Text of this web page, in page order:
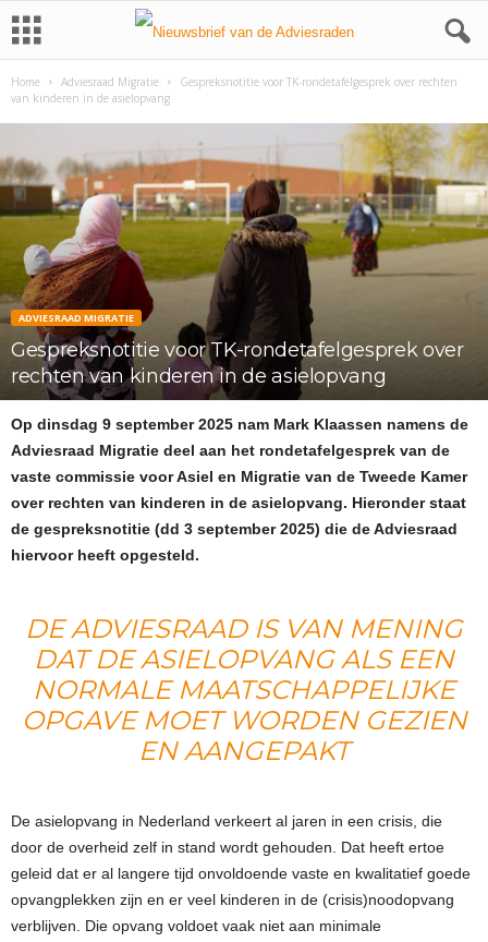
Home Adviesraad Migratie
Gespreksnotitie voor TK-rondetafelgesprek over rechten
van kinderen in de asielopvang
ADVIESRAAD MIGRATIE
Gespreksnotitie voor TK-rondetafelgesprek over
rechten van kinderen in de asielopvang
Op dinsdag 9 september 2025 nam Mark Klaassen namens de
Adviesraad Migratie deel aan het rondetafelgesprek van de
vaste commissie voor Asiel en Migratie van de Tweede Kamer
over rechten van kinderen in de asielopvang. Hieronder staat
de gespreksnotitie (dd 3 september 2025) die de Adviesraad
hiervoor heeft opgesteld.
DE ADVIESRAAD IS VAN MENING
DAT DE ASIELOPVANG ALS EEN
NORMALE MAATSCHAPPELIJKE
OPGAVE MOET WORDEN GEZIEN
EN AANGEPAKT
De asielopvang in Nederland verkeert al jaren in een crisis, die
door de overheid zelf in stand wordt gehouden. Dat heeft ertoe
geleid dat er al langere tijd onvoldoende vaste en kwalitatief goede
opvangplekken zijn en er veel kinderen in de (crisis)noodopvang
verblijven. Die opvang voldoet vaak niet aan minimale